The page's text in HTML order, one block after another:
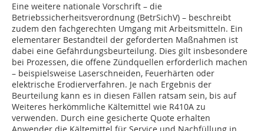
Eine weitere nationale Vorschrift – die
Betriebssicherheitsverordnung (BetrSichV) – beschreibt
zudem den fachgerechten Umgang mit Arbeitsmitteln. Ein
elementarer Bestandteil der geforderten Maßnahmen ist
dabei eine Gefährdungsbeurteilung. Dies gilt insbesondere
bei Prozessen, die offene Zündquellen erforderlich machen
– beispielsweise Laserschneiden, Feuerhärten oder
elektrische Erodierverfahren. Je nach Ergebnis der
Beurteilung kann es in diesen Fällen ratsam sein, bis auf
Weiteres herkömmliche Kältemittel wie R410A zu
verwenden. Durch eine gesicherte Quote erhalten